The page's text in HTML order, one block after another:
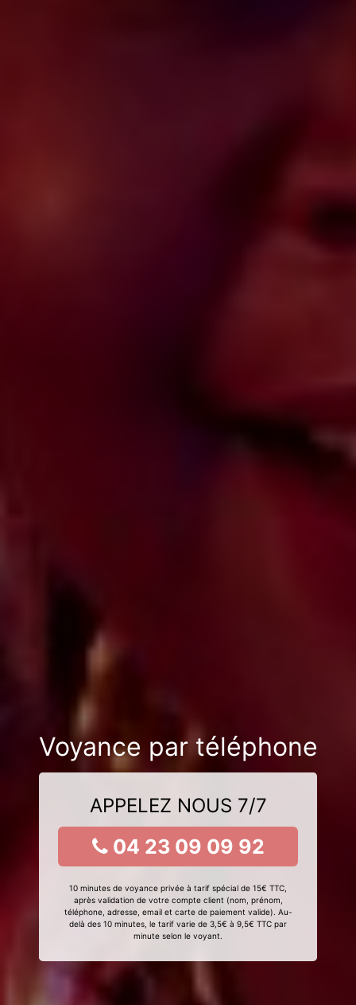
Voyance par téléphone
APPELEZ NOUS 7/7
04 23 09 09 92
10 minutes de voyance privée à tarif spécial de 15€ TTC,
après validation de votre compte client (nom, prénom,
téléphone, adresse, email et carte de paiement valide). Au-
delà des 10 minutes, le tarif varie de 3,5€ à 9,5€ TTC par
minute selon le voyant.